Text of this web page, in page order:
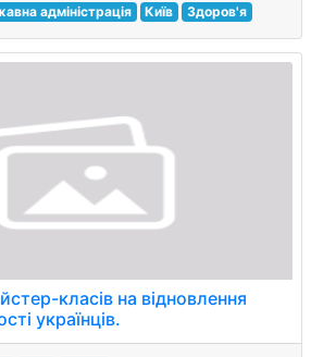
адміністрація Київ Здоров'я
класів на відновлення
українців.